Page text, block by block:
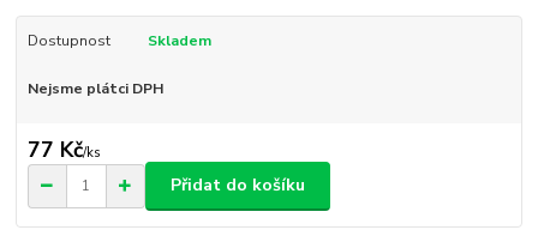
Dostupnost Skladem
Nejsme plátci DPH
77 Kč/ks
Přidat do košíku